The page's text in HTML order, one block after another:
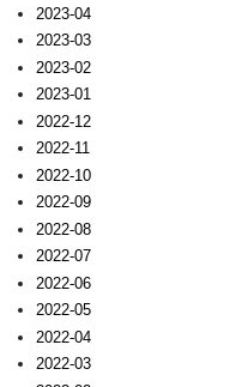
2023-04
2023-03
2023-02
2023-01
2022-12
2022-11
2022-10
2022-09
2022-08
2022-07
2022-06
2022-05
2022-04
2022-03